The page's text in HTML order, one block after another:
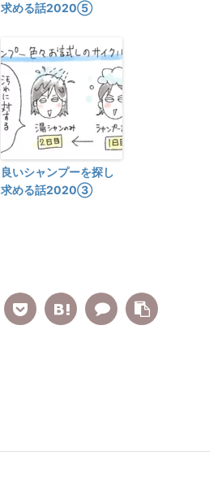
求める話2020⑤
良いシャンプーを探し
求める話2020③